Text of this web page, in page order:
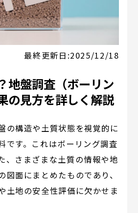
最終更新日:2025/12/18
地盤調査（ボーリン
の見方を詳しく解説
の構造や土質状態を視覚的に
です。これはボーリング調査
、さまざまな土質の情報や地
図面にまとめたものであり、
土地の安全性評価に欠かせま